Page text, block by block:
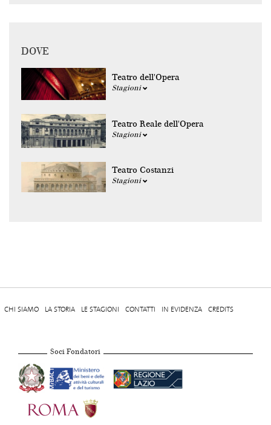
DOVE
Teatro dell'Opera
Stagioni
Teatro Reale dell'Opera
Stagioni
Teatro Costanzi
Stagioni
CHI SIAMO LA STORIA LE STAGIONI CONTATTI IN EVIDENZA CREDITS
Soci Fondatori